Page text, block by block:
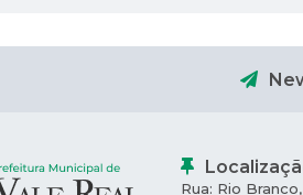
Rua: Rio